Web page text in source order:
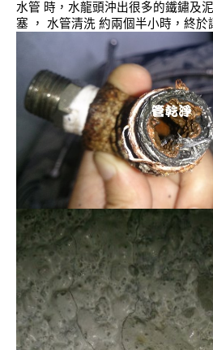
水管 時，水龍頭沖出很多的鐵鏽及
塞 ， 水管清洗 約兩個半小時，終於